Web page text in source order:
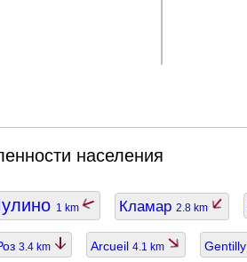
населения
1 km Кламар 2.8 km
3.4 km Arcueil 4.1 km Gentilly